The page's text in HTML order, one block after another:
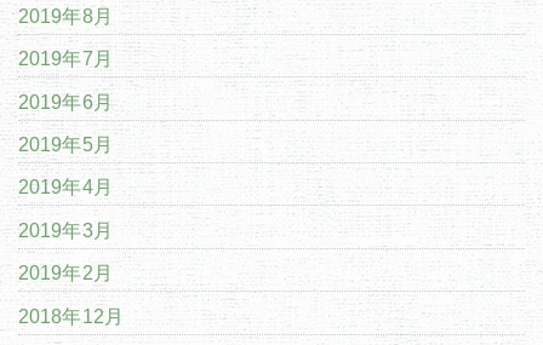
2019年8月
2019年7月
2019年6月
2019年5月
2019年4月
2019年3月
2019年2月
2018年12月